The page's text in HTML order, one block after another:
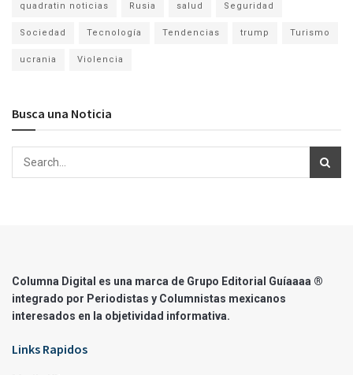
quadratin noticias Rusia salud Seguridad
Sociedad Tecnología Tendencias trump Turismo
ucrania Violencia
Busca una Noticia
Columna Digital es una marca de Grupo Editorial Guíaaaa ®
integrado por Periodistas y Columnistas mexicanos
interesados en la objetividad informativa.
Links Rapidos